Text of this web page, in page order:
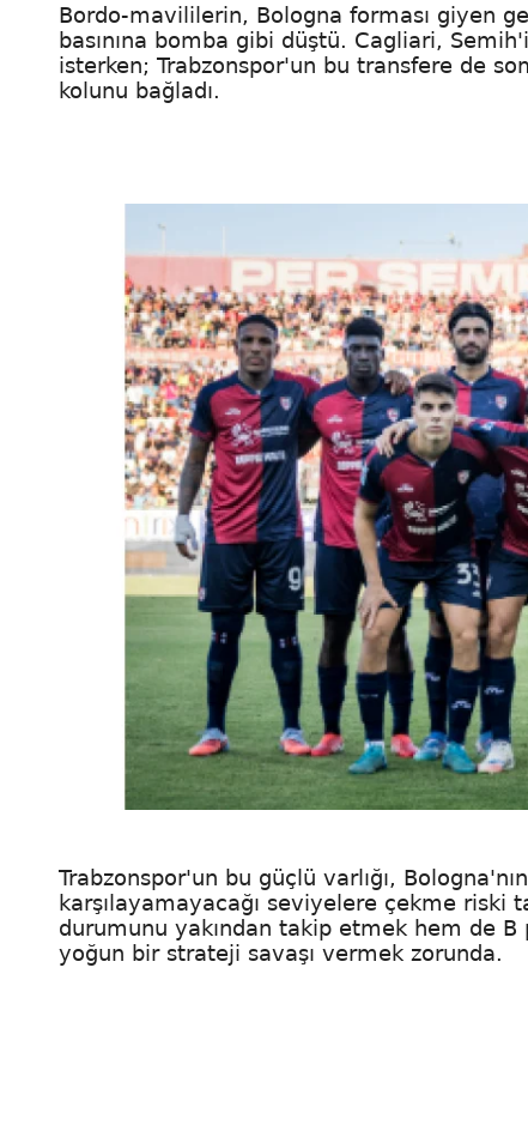
Bordo-mavililerin, Bologna forması giyen
basınına bomba gibi düştü. Cagliari,
isterken; Trabzonspor'un bu transfere de
kolunu bağladı.
Trabzonspor'un bu güçlü varlığı,
karşılayamayacağı seviyelere çekme riski
durumunu yakından takip etmek hem de B
yoğun bir strateji savaşı vermek zorunda.